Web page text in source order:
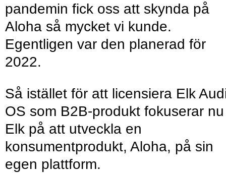
pandemin fick oss att skynda på
Aloha så mycket vi kunde.
Egentligen var den planerad för
2022.
Så istället för att licensiera Elk
OS som B2B-produkt fokuserar nu
Elk på att utveckla en
konsumentprodukt, Aloha, på sin
egen plattform.